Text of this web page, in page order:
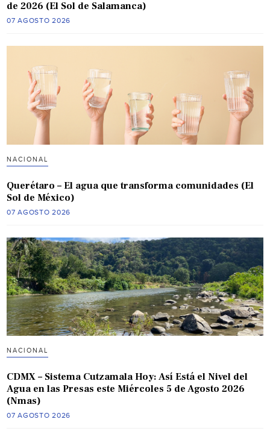
de 2026 (El Sol de Salamanca)
07 AGOSTO 2026
NACIONAL
Querétaro – El agua que transforma comunidades (El
Sol de México)
07 AGOSTO 2026
NACIONAL
CDMX – Sistema Cutzamala Hoy: Así Está el Nivel del
Agua en las Presas este Miércoles 5 de Agosto 2026
(Nmas)
07 AGOSTO 2026